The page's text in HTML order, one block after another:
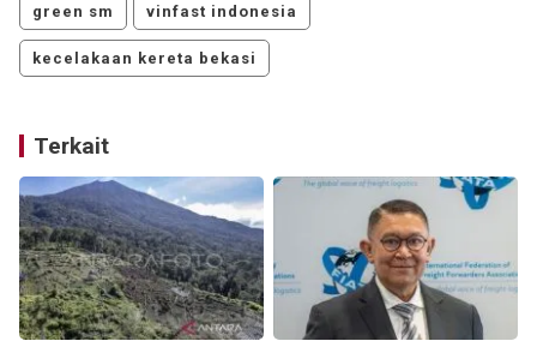
green sm vinfast indonesia
kecelakaan kereta bekasi
Terkait